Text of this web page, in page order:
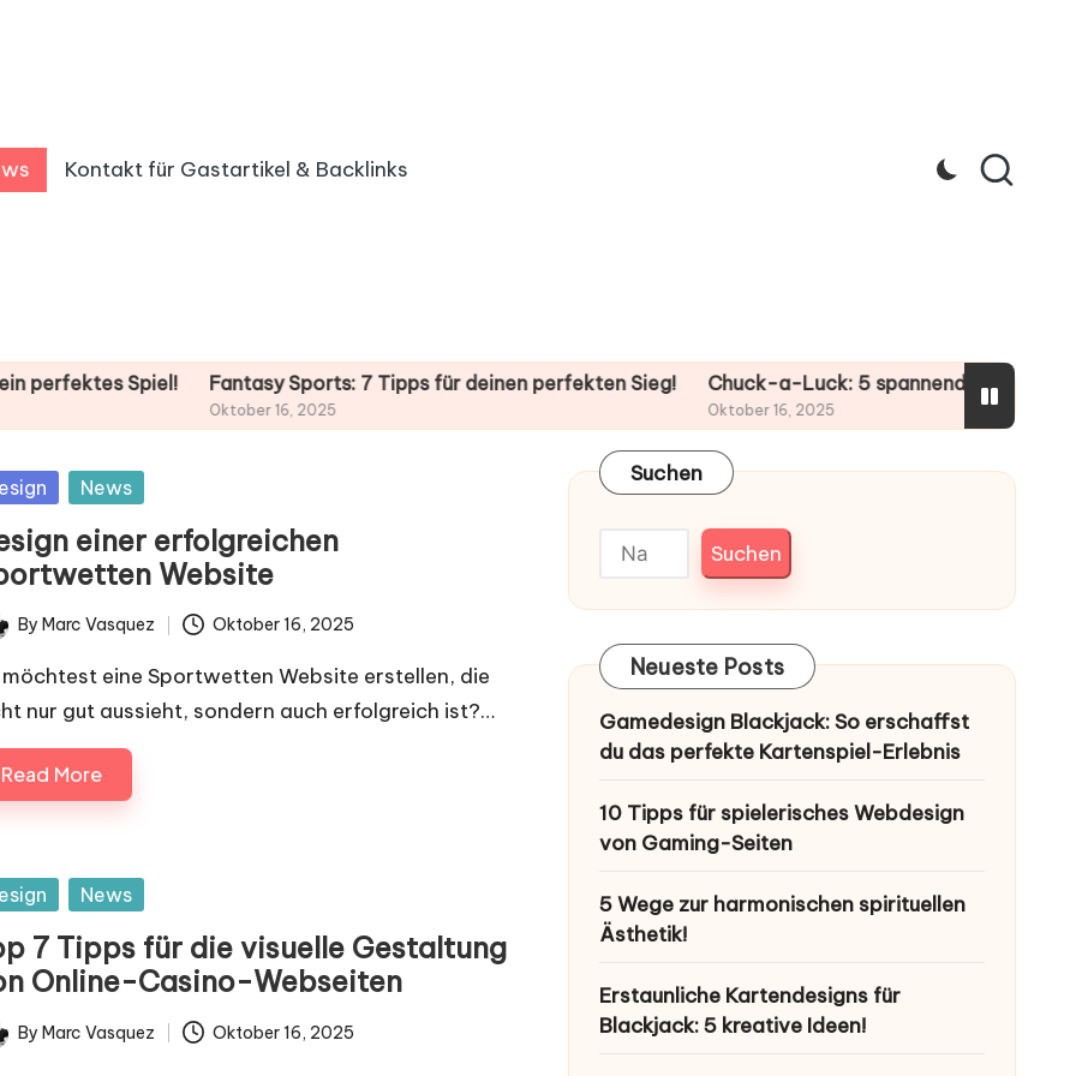
Kontakt für Gastartikel & Backlinks
Spiel! Fantasy Sports: 7 Tipps für deinen perfekten Sieg!
Oktober 16, 2025
Chuck-a-Luck: 5 spannende Strategien für
Oktober 16, 2025
News
einer erfolgreichen
Website
By Marc Vasquez Oktober 16, 2025
möchtest eine Sportwetten Website erstellen, die
nur gut aussieht, sondern auch erfolgreich ist?…
Read More
News
7 Tipps für die visuelle Gestaltung
Online-Casino-Webseiten
By Marc Vasquez Oktober 16, 2025
Suchen
Suchen
Neueste Posts
Gamedesign Blackjack: So erschaffst
du das perfekte Kartenspiel-Erlebnis
10 Tipps für spielerisches Webdesign
von Gaming-Seiten
5 Wege zur harmonischen spirituellen
Ästhetik!
Erstaunliche Kartendesigns für
Blackjack: 5 kreative Ideen!